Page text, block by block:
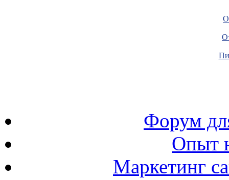
Форум
Опыт
Маркетинг